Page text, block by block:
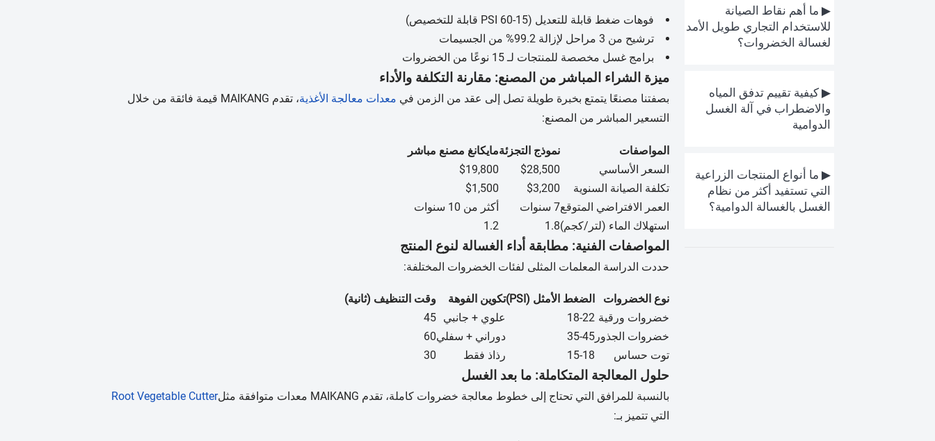
▶ ما أهم نقاط الصيانة
للاستخدام التجاري طويل الأمد
لغسالة الخضروات؟
▶ كيفية تقييم تدفق المياه
والاضطراب في آلة الغسل
الدوامية
▶ ما أنواع المنتجات الزراعية
التي تستفيد أكثر من نظام
الغسل بالغسالة الدوامية؟
فوهات ضغط قابلة للتعديل (15-60 PSI قابلة للتخصيص)
ترشيح من 3 مراحل لإزالة 99.2% من الجسيمات
برامج غسل مخصصة للمنتجات لـ 15 نوعًا من الخضروات
ميزة الشراء المباشر من المصنع: مقارنة التكلفة والأداء
بصفتنا مصنعًا يتمتع بخبرة طويلة تصل إلى عقد من الزمن في معدات معالجة الأغذية
، تقدم MAIKANG قيمة فائقة من خلال
التسعير المباشر من المصنع:
المواصفات نموذج التجزئةمايكانغ مصنع مباشر
السعر الأساسي
$28,500
$19,800
تكلفة الصيانة السنوية
$3,200
$1,500
العمر الافتراضي المتوقع7 سنوات
أكثر من 10 سنوات
استهلاك الماء (لتر/كجم)1.8
1.2
المواصفات الفنية: مطابقة أداء الغسالة لنوع المنتج
حددت الدراسة المعلمات المثلى لفئات الخضروات المختلفة:
نوع الخضروات الضغط الأمثل (PSI) تكوين الفوهة
وقت التنظيف (ثانية)
خضروات ورقية 18-22 علوي + جانبي 45
خضروات الجذور 35-45 دوراني + سفلي60
توت حساس
15-18 رذاذ فقط 30
حلول المعالجة المتكاملة: ما بعد الغسل
بالنسبة للمرافق التي تحتاج إلى خطوط معالجة خضروات كاملة، تقدم MAIKANG معدات متوافقة مثل
Root Vegetable Cutter
التي تتميز بـ: